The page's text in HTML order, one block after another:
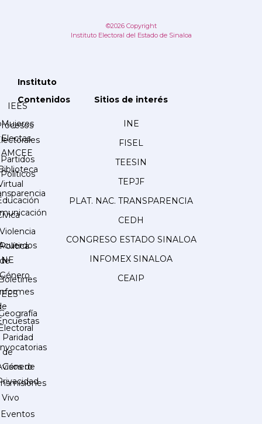
©2026 Copyright
Instituto Electoral del Estado de Sinaloa
Instituto
IEES
Partidos
Políticos
de
Contenidos
Mujeres
Electas
AMCEE
Violencia
Política
de
Género
Paridad
de
Género
Eventos
Sitios de interés
INE
FISEL
TEESIN
TEPJF
PLAT. NAC. TRANSPARENCIA
CEDH
CONGRESO ESTADO SINALOA
INFOMEX SINALOA
CEAIP